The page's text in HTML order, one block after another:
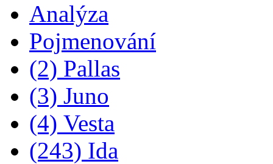
Analýza
Pojmenování
(2) Pallas
(3) Juno
(4) Vesta
(243) Ida